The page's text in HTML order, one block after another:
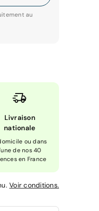
au
Livraison
nationale
ou dans
de nos 40
en France
Voir conditions.